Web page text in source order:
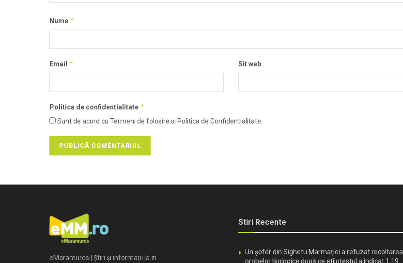
Nume *
Email * Sit web
Politica de confidentialitate *
Sunt de acord cu Termeni de folosire si Politica de Confidentialitate.
eMaramures | Știri și informații la zi
Stiri Recente
Un șofer din Sighetu Marmației a refuzat recoltarea
probelor biologice după ce etilotestul a indicat 1,19